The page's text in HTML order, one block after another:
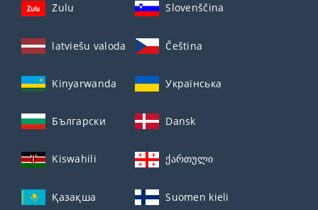
Zulu Slovenščina
latviešu valoda Čeština
Kinyarwanda Українська
Български Dansk
Kiswahili ქართული
Қазақша Suomen kieli